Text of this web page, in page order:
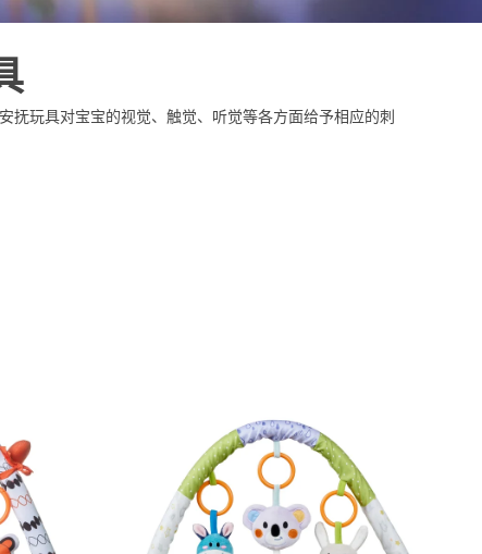
抚玩具对宝宝的视觉、触觉、听觉等各方面给予相应的刺